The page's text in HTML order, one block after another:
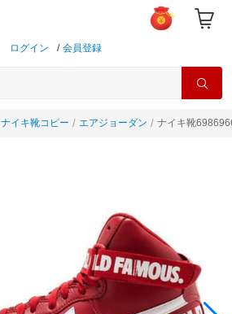
ログイン / 会員登録
ナイキ靴コピー エアジョーダン ナイキ靴